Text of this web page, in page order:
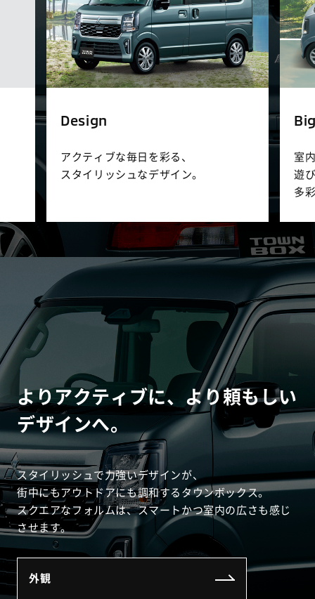
Design
アクティブな毎日を彩る、
スタイリッシュなデザイン。
室
遊
多
よりアクティブに、より頼もしい
デザインへ。
スタイリッシュで力強いデザインが、
街中にもアウトドアにも調和するタウンボックス。
スクエアなフォルムは、スマートかつ室内の広さも感じ
させます。
外観